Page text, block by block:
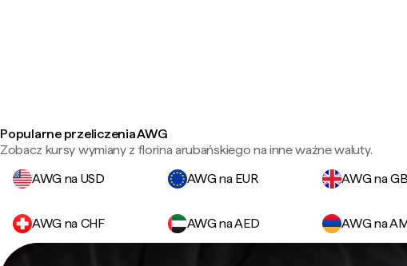
Popularne przeliczenia AWG
Zobacz kursy wymiany z florina arubańskiego na inne ważne waluty.
AWG na USD
AWG na EUR AWG na
AWG na CHF AWG na AED AWG na